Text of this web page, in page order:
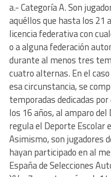
a.- Categoría A. Son
aquéllos que hasta los 21
licencia federativa con
o a alguna federación
durante al menos tres
cuatro alternas. En el
esa circunstancia, se
temporadas dedicadas
los 16 años, al amparo
regula el Deporte Escolar
Asimismo, son jugadores
hayan participado en al
España de Selecciones